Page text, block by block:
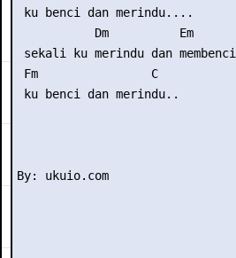
ku benci dan merindu....
           Dm          Em
sekali ku merindu dan membenci
Fm                C
ku benci dan merindu..